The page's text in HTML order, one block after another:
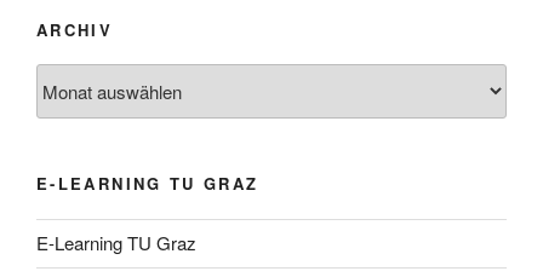
ARCHIV
E-LEARNING TU GRAZ
E-Learning TU Graz